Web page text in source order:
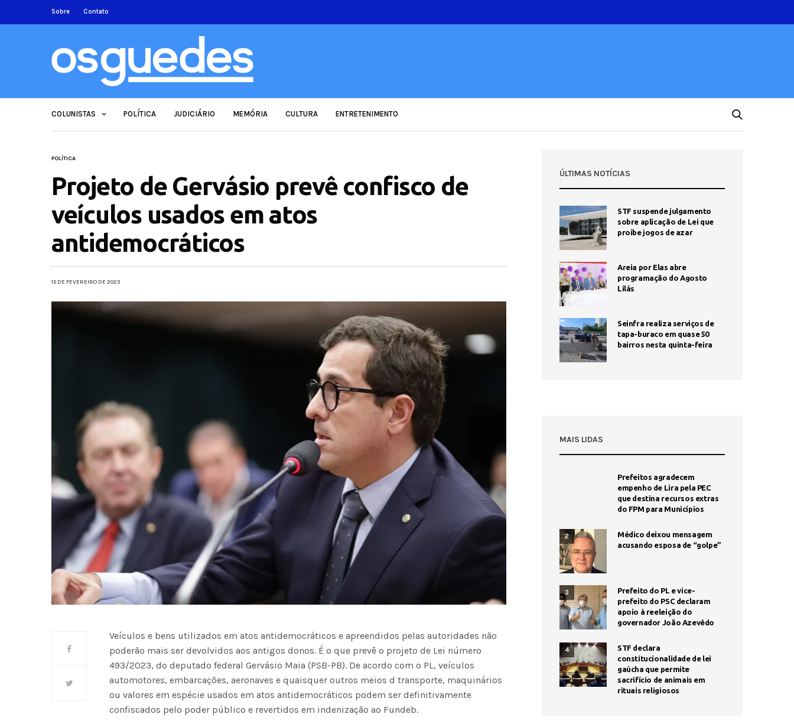
Sobre Contato
COLUNISTAS POLÍTICA JUDICIÁRIO MEMÓRIA CULTURA ENTRETENIMENTO
POLÍTICA
Projeto de Gervásio prevê confisco de
veículos usados em atos
antidemocráticos
15 DE FEVEREIRO DE 2023
Veículos e bens utilizados em atos antidemocráticos e apreendidos pelas autoridades não
poderão mais ser devolvidos aos antigos donos. É o que prevê o projeto de Lei número
493/2023, do deputado federal Gervásio Maia (PSB-PB). De acordo com o PL, veículos
automotores, embarcações, aeronaves e quaisquer outros meios d transporte, maquinários
ou valores em espécie usados em atos antidemocráticos podem ser definitivamente
confiscados pelo poder público e revertidos em indenização ao Fundeb.
ÚLTIMAS NOTÍCIAS
STF suspende julgamento
sobre aplicação de Lei que
proíbe jogos de azar
Areia por Elas abre
programação do Agosto
Lilás
Seinfra realiza serviços de
tapa-buraco em quase 50
bairros nesta quinta-feira
MAIS LIDAS
Prefeitos agradecem
empenho de Lira pela PEC
que destina recursos extras
do FPM para Municípios
2
Médico deixou mensagem
acusando esposa de “golpe”
3
Prefeito do PL e vice-
prefeito do PSC declaram
apoio à reeleição do
governador João Azevêdo
4
STF declara
constitucionalidade de lei
gaúcha que permite
sacrifício de animais em
rituais religiosos